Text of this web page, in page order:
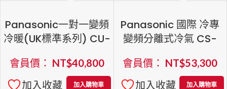
Panasonic一對一變頻
冷暖(UK標準系列) CU-
UK71BHA2/CS-
UK71BA2
會員價： NT$ 60,500
加入收藏
加入購物車
Panasonic一對一變頻
冷暖(UK標準系列) CU-
UK90BHA2/CS-
UK90BA2
會員價： NT$79,200
加入收藏
加入購物車